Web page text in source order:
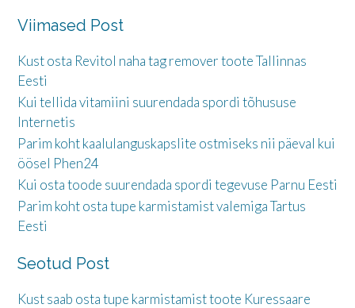
Viimased Post
Kust osta Revitol naha tag remover toote Tallinnas
Eesti
Kui tellida vitamiini suurendada spordi tõhususe
Internetis
Parim koht kaalulanguskapslite ostmiseks nii päeval kui
öösel Phen24
Kui osta toode suurendada spordi tegevuse Parnu Eesti
Parim koht osta tupe karmistamist valemiga Tartus
Eesti
Seotud Post
Kust saab osta tupe karmistamist toote Kuressaare